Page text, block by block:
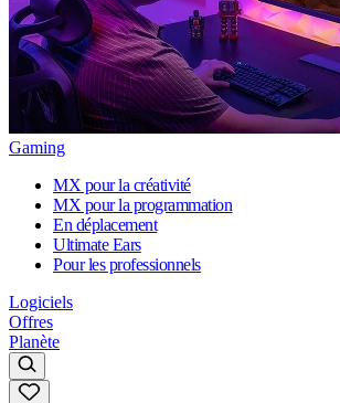
Gaming
MX pour la créativité
MX pour la programmation
En déplacement
Ultimate Ears
Pour les professionnels
Logiciels
Offres
Planète